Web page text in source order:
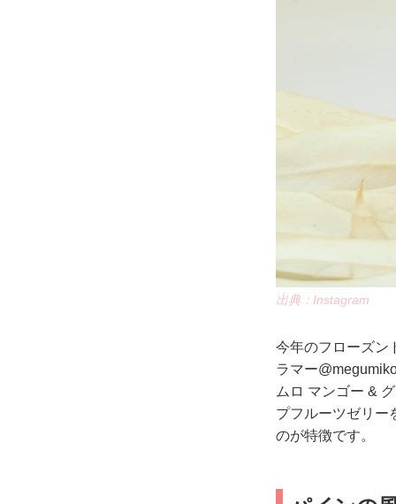
出典：Instagram
今年のフローズン
ラマー
ムロ マンゴー &
プフルーツゼリー
のが特徴です。